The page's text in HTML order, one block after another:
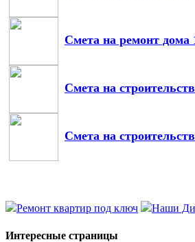
Смета на ремонт дома
Смета на
Смета на
Ремонт квартир под ключ Наши
Интересные страницы